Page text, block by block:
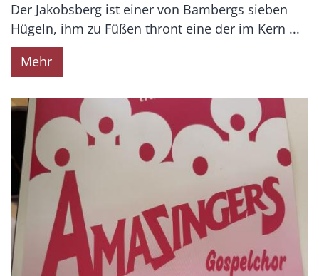
Der Jakobsberg ist einer von Bambergs sieben
Hügeln, ihm zu Füßen thront eine der im Kern ...
Mehr